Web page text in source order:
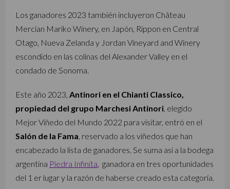
Los ganadores 2023 también incluyeron Château
Mercian Mariko Winery, en Japón, Rippon en Central
Otago, Nueva Zelanda y Jordan Vineyard and Winery
escondido en las colinas del Alexander Valley en el
condado de Sonoma.
Este año 2023, Antinori en el Chianti Classico,
propiedad del grupo Marchesi Antinori , elegido
Mejor Viñedo del Mundo 2022 para visitar, entró en el
Salón de la Fama , reservado a los viñedos que han
encabezado la lista de ganadores. Se suma así a la bodega
argentina Piedra Infinita , ganadora en tres oportunidades
del 1 er lugar y la razón de haberse creado esta categoría.